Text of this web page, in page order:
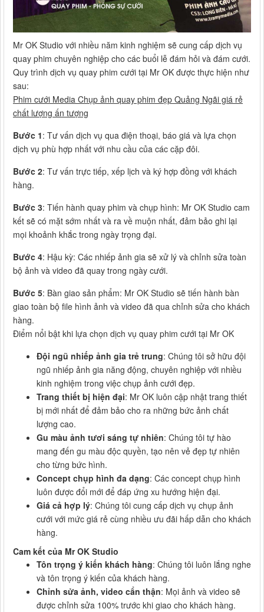
Mr OK Studio với nhiều năm kinh nghiệm sẽ cung cấp dịch vụ
quay phim chuyên nghiệp cho các buổi lễ đám hỏi và đám cưới.
Quy trình dịch vụ quay phim cưới tại Mr OK được thực hiện như
sau:
Phim cưới Media Chụp ảnh quay phim đẹp Quảng Ngãi giá rẻ
chất lượng ấn tượng
Bước 1: Tư vấn dịch vụ qua điện thoại, báo giá và lựa chọn
dịch vụ phù hợp nhất với nhu cầu của các cặp đôi.
Bước 2: Tư vấn trực tiếp, xếp lịch và ký hợp đồng với khách
hàng.
Bước 3: Tiến hành quay phim và chụp hình: Mr OK Studio cam
kết sẽ có mặt sớm nhất và ra về muộn nhất, đảm bảo ghi lại
mọi khoảnh khắc trong ngày trọng đại.
Bước 4: Hậu kỳ: Các nhiếp ảnh gia sẽ xử lý và chỉnh sửa toàn
bộ ảnh và video đã quay trong ngày cưới.
Bước 5: Bàn giao sản phẩm: Mr OK Studio sẽ tiến hành bàn
giao toàn bộ file hình ảnh và video đã qua chỉnh sửa cho khách
hàng.
Điểm nổi bật khi lựa chọn dịch vụ quay phim cưới tại Mr OK
Đội ngũ nhiếp ảnh gia trẻ trung: Chúng tôi sở hữu đội
ngũ nhiếp ảnh gia năng động, chuyên nghiệp với nhiều
kinh nghiệm trong việc chụp ảnh cưới đẹp.
Trang thiết bị hiện đại: Mr OK luôn cập nhật trang thiết
bị mới nhất để đảm bảo cho ra những bức ảnh chất
lượng cao.
Gu màu ảnh tươi sáng tự nhiên: Chúng tôi tự hào
mang đến gu màu độc quyền, tạo nên vẻ đẹp tự nhiên
cho từng bức hình.
Concept chụp hình đa dạng: Các concept chụp hình
luôn được đổi mới để đáp ứng xu hướng hiện đại.
Giá cả hợp lý: Chúng tôi cung cấp dịch vụ chụp ảnh
cưới với mức giá rẻ cùng nhiều ưu đãi hấp dẫn cho khách
hàng.
Cam kết của Mr OK Studio
Tôn trọng ý kiến khách hàng: Chúng tôi luôn lắng nghe
và tôn trọng ý kiến của khách hàng.
Chỉnh sửa ảnh, video cẩn thận: Mọi ảnh và video sẽ
được chỉnh sửa 100% trước khi giao cho khách hàng.